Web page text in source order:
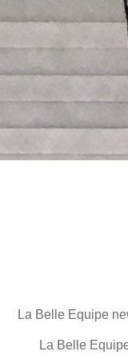
La Belle Equipe
La Belle